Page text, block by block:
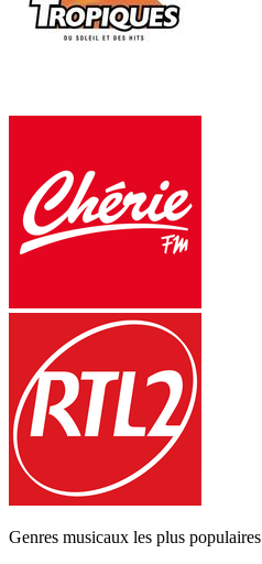
Genres musicaux les plus populaires